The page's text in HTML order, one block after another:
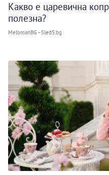
Какво е царевична
полезна?
MelomanBG - Sled5.bg